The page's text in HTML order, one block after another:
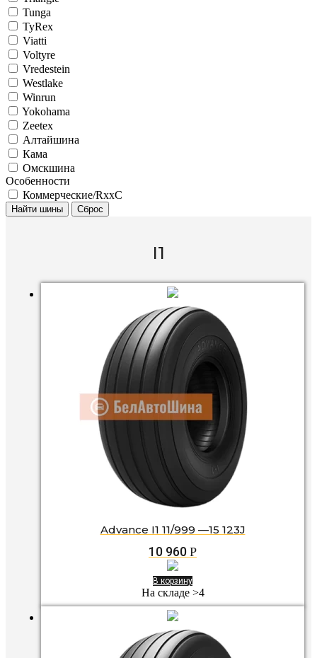
Tunga
TyRex
Viatti
Voltyre
Vredestein
Westlake
Winrun
Yokohama
Zeetex
Алтайшина
Кама
Омскшина
Особенности
Коммерческие/RxxC
Найти шины Сброс
I1
Advance I1 11/999 —15 123J
10 960 Р
В корзину
На складе >4